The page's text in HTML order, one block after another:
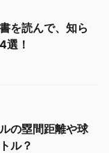
を読んで、知ら
選！
の塁間距離や球
ル？